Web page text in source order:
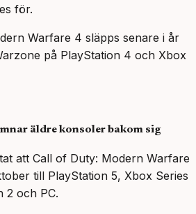
för.
Warfare 4 släpps senare i år
på PlayStation 4 och Xbox
äldre konsoler bakom sig
att Call of Duty: Modern Warfare
till PlayStation 5, Xbox Series
2 och PC.